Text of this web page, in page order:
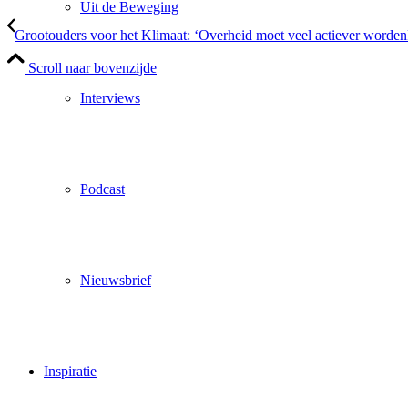
Uit de Beweging
Interviews
Podcast
Nieuwsbrief
Inspiratie
Grootouders voor het Klimaat: ‘Overheid moet veel actiever
Scroll naar bovenzijde